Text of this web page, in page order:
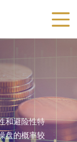
和避险性特
盘的概率较